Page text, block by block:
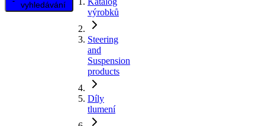
vyhledávání
výrobků
Steering
and
Suspension
products
Díly
tlumení